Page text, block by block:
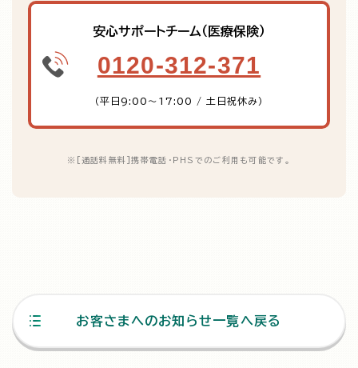
安心サポートチーム（医療保険）
0120-312-371
（平日9:00～17:00 / 土日祝休み）
※ [通話料無料]携帯電話・PHSでのご利用も可能です。
お客さまへのお知らせ一覧へ戻る